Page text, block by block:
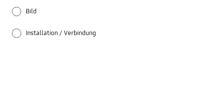
Bild
Installation / Verbindung